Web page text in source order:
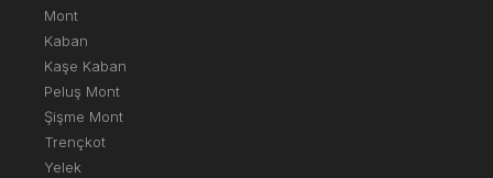
Mont
Kaban
Kaşe Kaban
Peluş Mont
Şişme Mont
Trençkot
Yelek